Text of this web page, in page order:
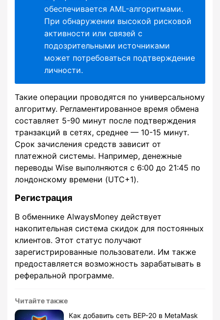
обеспечивается AML-алгоритмами.
При обнаружении высокой рисковой
активности или связей с
подозрительными источниками
может потребоваться подтверждение
личности.
Такие операции проводятся по универсальному
алгоритму. Регламентированное время обмена
составляет 5-90 минут после подтверждения
транзакций в сетях, среднее — 10-15 минут.
Срок зачисления средств зависит от
платежной системы. Например, денежные
переводы Wise выполняются с 6:00 до 21:45 по
лондонскому времени (UTC+1).
Регистрация
В обменнике AlwaysMoney действует
накопительная система скидок для постоянных
клиентов. Этот статус получают
зарегистрированные пользователи. Им также
предоставляется возможность зарабатывать в
реферальной программе.
Читайте также
Как добавить сеть BEP-20 в MetaMask